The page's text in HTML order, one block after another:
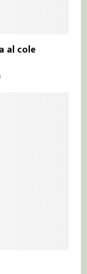
al cole